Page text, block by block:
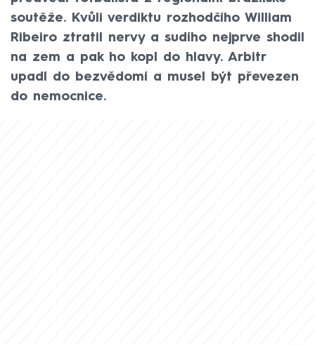
soutěže. Kvůli verdiktu rozhodčího William
Ribeiro ztratil nervy a sudího nejprve shodil
na zem a pak ho kopl do hlavy. Arbitr
upadl do bezvědomí a musel být převezen
do nemocnice.